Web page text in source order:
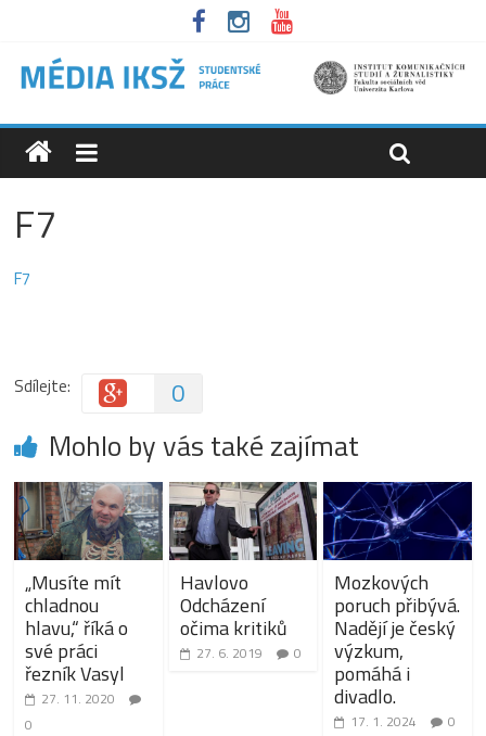
F7
F7
Sdílejte: 0
Mohlo by vás také zajímat
„Musíte mít
chladnou
hlavu,“ říká o
své práci
řezník Vasyl
27. 11. 2020
0
Havlovo
Odcházení
očima kritiků
27. 6. 2019 0
Mozkových
poruch přibývá.
Nadějí je český
výzkum,
pomáhá i
divadlo.
17. 1. 2024 0